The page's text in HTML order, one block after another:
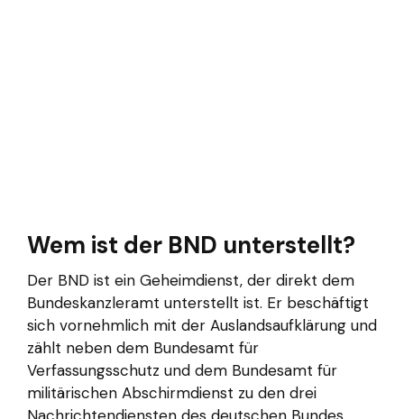
Wem ist der BND unterstellt?
Der BND ist ein Geheimdienst, der direkt dem
Bundeskanzleramt unterstellt ist. Er beschäftigt
sich vornehmlich mit der Auslandsaufklärung und
zählt neben dem Bundesamt für
Verfassungsschutz und dem Bundesamt für
militärischen Abschirmdienst zu den drei